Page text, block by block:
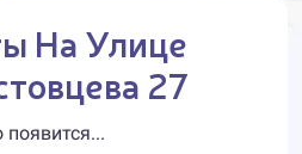
На Улице
27
появится...